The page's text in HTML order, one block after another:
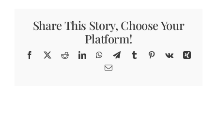
Share This Story, Choose Your
Platform!
Facebook
X RedditLinkedInWhatsApp
TelegramTumblr Pinterest
Vk
Xing
E-